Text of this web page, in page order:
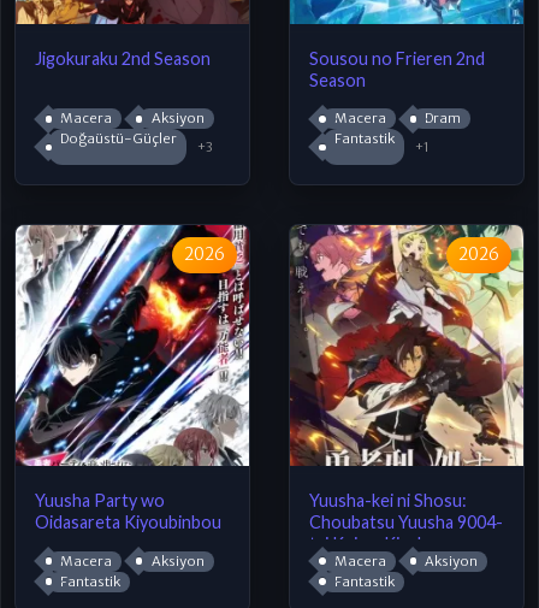
Jigokuraku 2nd Season
Macera
Aksiyon
Doğaüstü-Güçler
+3
Sousou no Frieren 2nd
Season
Macera
Dram
Fantastik
+1
2026
Yuusha Party wo
Oidasareta Kiyoubinbou
Macera
Aksiyon
Fantastik
2026
Yuusha-kei ni Shosu:
Choubatsu Yuusha 9004-
tai Keimu Kiroku
Macera
Aksiyon
Fantastik